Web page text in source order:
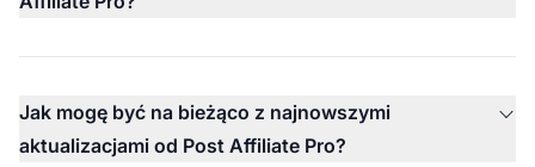
Jak mogę być na bieżąco z najnowszymi
aktualizacjami od Post Affiliate Pro?